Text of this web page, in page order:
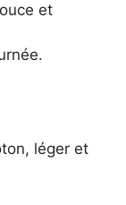
et
léger et